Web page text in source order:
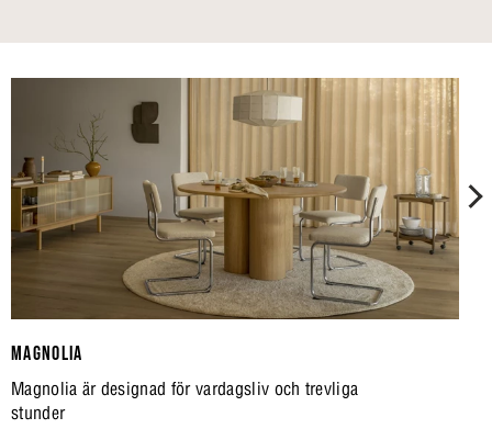
MAGNOLIA
Magnolia är designad för vardagsliv och trevliga
stunder